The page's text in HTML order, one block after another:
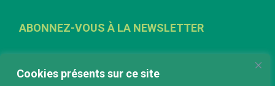
Cookies présents sur ce site
ABONNEZ-VOUS À LA NEWSLETTER